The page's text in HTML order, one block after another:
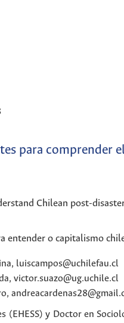
para comprender
Chilean post-
entender o capitalismo
, luiscampos@uchilefau.cl
, victor.suazo@ug.uchile.cl
,
(EHESS) y Doctor en